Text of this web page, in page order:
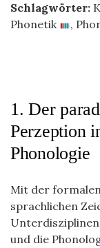
Schlagwörter:
Phonetik
,
1. Der
Perzeption
Phonologie
Mit der
sprachlichen
und die